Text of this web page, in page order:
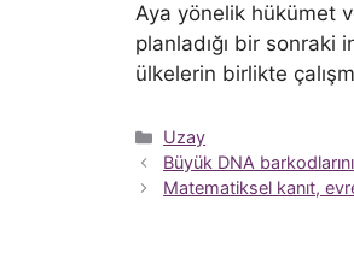
Aya yönelik hükümet
planladığı bir sonraki
ülkelerin birlikte
Kategoriler
Uzay
Büyük DNA
Matematiksel kanıt,